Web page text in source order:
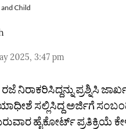
Child
2025, 3:47 pm
ನಿರಾಕರಿಸಿದ್ದನ್ನು ಪ್ರಶ್ನಿಸಿ
ಸಲ್ಲಿಸಿದ್ದ ಅರ್ಜಿಗೆ
ಹೈಕೋರ್ಟ್‌ ಪ್ರತಿಕ್ರಿಯೆ